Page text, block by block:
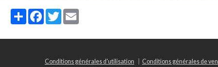
PartagerFacebook
Twitter
Conditions générales d'utilisation Conditions générales de